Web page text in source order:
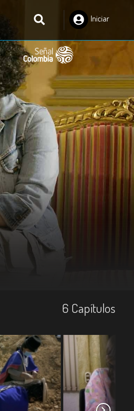
Iniciar
6 Capí­tulos